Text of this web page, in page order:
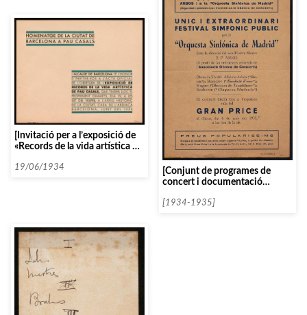
[Invitació per a l’exposició de
«Records de la vida artística de
19/06/1934
[Conjunt de programes de
concert i documentació
Filarmónica de Madrid]
[1934-1935]